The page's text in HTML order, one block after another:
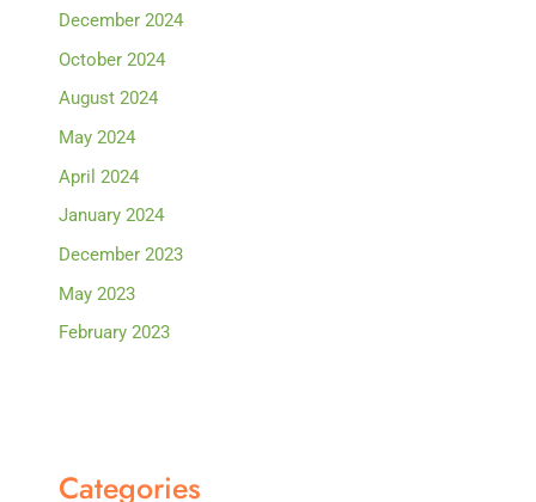
December 2024
October 2024
August 2024
May 2024
April 2024
January 2024
December 2023
May 2023
February 2023
Categories